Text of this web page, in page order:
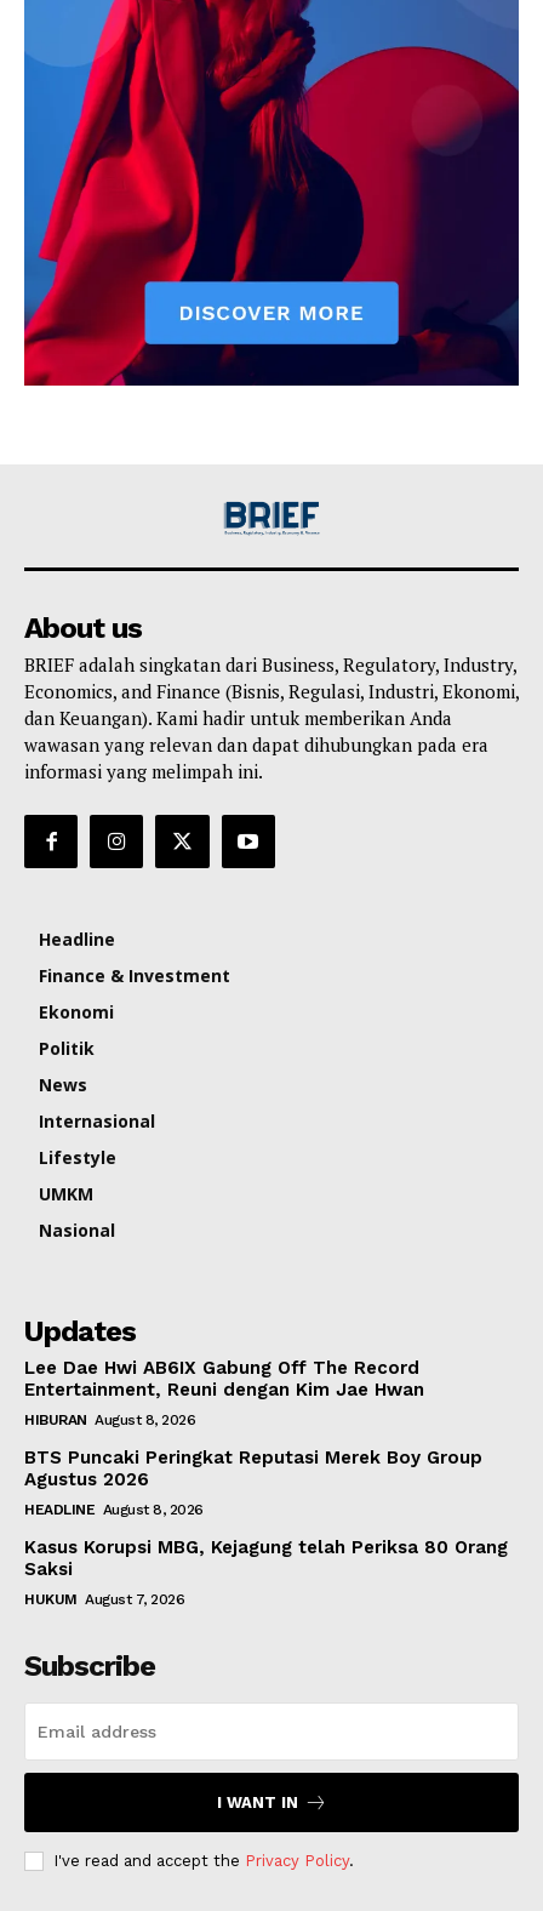
About us
BRIEF adalah singkatan dari Business, Regulatory, Industry,
Economics, and Finance (Bisnis, Regulasi, Industri, Ekonomi,
dan Keuangan). Kami hadir untuk memberikan Anda
wawasan yang relevan dan dapat dihubungkan pada era
informasi yang melimpah ini.
Headline
Finance & Investment
Ekonomi
Politik
News
Internasional
Lifestyle
UMKM
Nasional
Updates
Lee Dae Hwi AB6IX Gabung Off The Record
Entertainment, Reuni dengan Kim Jae Hwan
HIBURAN August 8, 2026
BTS Puncaki Peringkat Reputasi Merek Boy Group
Agustus 2026
HEADLINE August 8, 2026
Kasus Korupsi MBG, Kejagung telah Periksa 80 Orang
Saksi
HUKUM August 7, 2026
Subscribe
I WANT IN
I've read and accept the Privacy Policy.